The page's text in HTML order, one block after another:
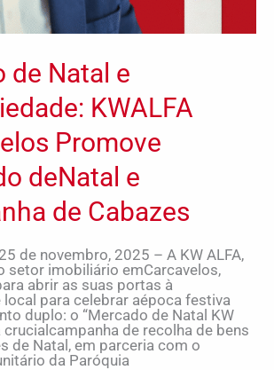
de Natal e
KWALFA
Promove
deNatal e
de Cabazes
de novembro, 2025 – A KW ALFA,
setor imobiliário emCarcavelos,
abrir as suas portas à
para celebrar aépoca festiva
duplo: o “Mercado de Natal KW
crucialcampanha de recolha de bens
de Natal, em parceria com o
da Paróquia